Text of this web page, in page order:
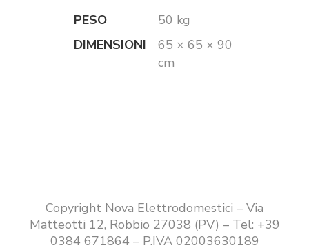
PESO
50 kg
DIMENSIONI
65 × 65 × 90
cm
Copyright Nova Elettrodomestici – Via
Matteotti 12, Robbio 27038 (PV) – Tel: +39
0384 671864 – P.IVA 02003630189